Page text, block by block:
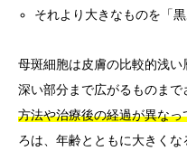
それより大きなものを「
母斑細胞は皮膚の比較的浅
深い部分まで広がるものま
方法や治療後の経過が異なっ
ろは、年齢とともに大きく